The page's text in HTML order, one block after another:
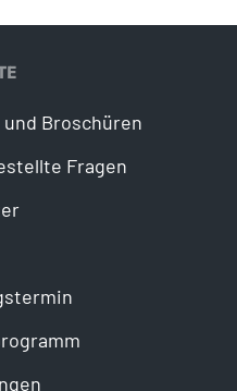
und Broschüren
Fragen